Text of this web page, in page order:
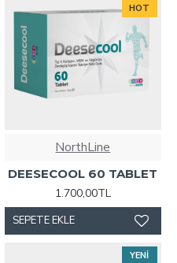
HOT
NorthLine
DEESECOOL 60 TABLET
1.700,00TL
SEPETE EKLE
YENI